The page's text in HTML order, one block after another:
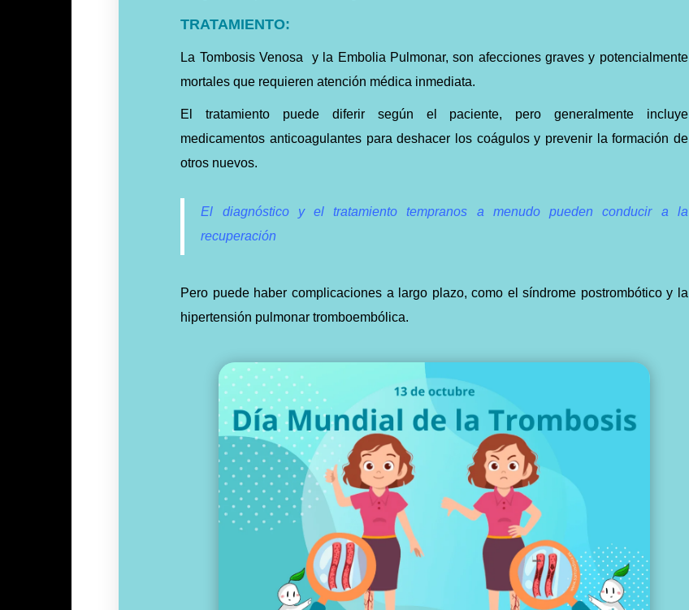
TRATAMIENTO:
La Tombosis Venosa y la Embolia Pulmonar, son afecciones graves y potencialmente
mortales que requieren atención médica inmediata.
El tratamiento puede diferir según el paciente, pero generalmente incluye
medicamentos anticoagulantes para deshacer los coágulos y prevenir la formación de
otros nuevos.
El diagnóstico y el tratamiento tempranos a menudo pueden conducir a la
recuperación
Pero puede haber complicaciones a largo plazo, como el síndrome postrombótico y la
hipertensión pulmonar tromboembólica.